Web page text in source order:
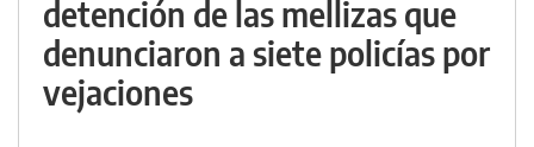
detención de las mellizas que
denunciaron a siete policías por
vejaciones